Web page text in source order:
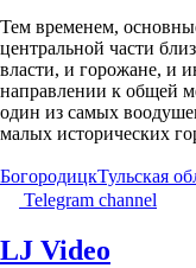
Тем временем,
центральной части
власти, и горожане, и
направлении к общей
один из самых
малых исторических
БогородицкТульская
Telegram channel
LJ Video